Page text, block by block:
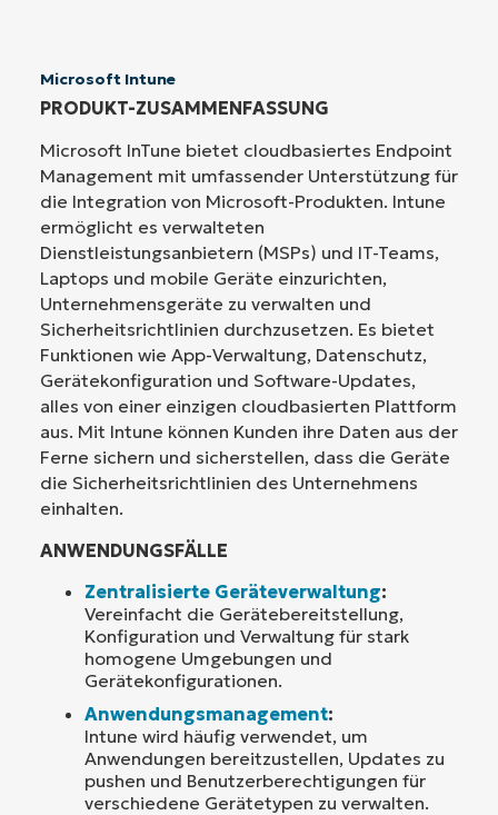
Microsoft Intune
PRODUKT-ZUSAMMENFASSUNG
Microsoft InTune bietet cloudbasiertes Endpoint
Management mit umfassender Unterstützung für
die Integration von Microsoft-Produkten. Intune
ermöglicht es verwalteten
Dienstleistungsanbietern (MSPs) und IT-Teams,
Laptops und mobile Geräte einzurichten,
Unternehmensgeräte zu verwalten und
Sicherheitsrichtlinien durchzusetzen. Es bietet
Funktionen wie App-Verwaltung, Datenschutz,
Gerätekonfiguration und Software-Updates,
alles von einer einzigen cloudbasierten Plattform
aus. Mit Intune können Kunden ihre Daten aus der
Ferne sichern und sicherstellen, dass die Geräte
die Sicherheitsrichtlinien des Unternehmens
einhalten.
ANWENDUNGSFÄLLE
Zentralisierte Geräteverwaltung:
Vereinfacht die Gerätebereitstellung,
Konfiguration und Verwaltung für stark
homogene Umgebungen und
Gerätekonfigurationen.
Anwendungsmanagement:
Intune wird häufig verwendet, um
Anwendungen bereitzustellen, Updates zu
pushen und Benutzerberechtigungen für
verschiedene Gerätetypen zu verwalten.